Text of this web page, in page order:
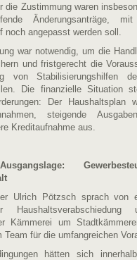
die Zustimmung waren
Änderungsanträge,
noch angepasst werden soll.
war notwendig, um die
und fristgerecht die
von Stabilisierungshilfen
Die finanzielle Situation
Der Haushaltsplan
steigende
Kreditaufnahme aus.
Ulrich Pötzsch sprach von
Kämmerei um
Team für die umfangreichen
hätten sich